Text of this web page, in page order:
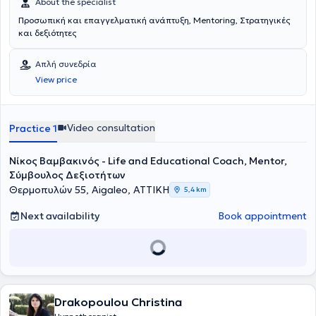
Προσωπική και επαγγελματική ανάπτυξη, Mentoring, Στρατηγικές
και δεξιότητες
Απλή συνεδρία
View price
Practice 1 Video consultation
Νίκος Βαμβακινός - Life and Educational Coach, Mentor,
Σύμβουλος Δεξιοτήτων
Θερμοπυλών 55, Aigaleo, ΑΤΤΙΚΗ
5,4 km
Next availability Book appointment
Drakopoulou Christina